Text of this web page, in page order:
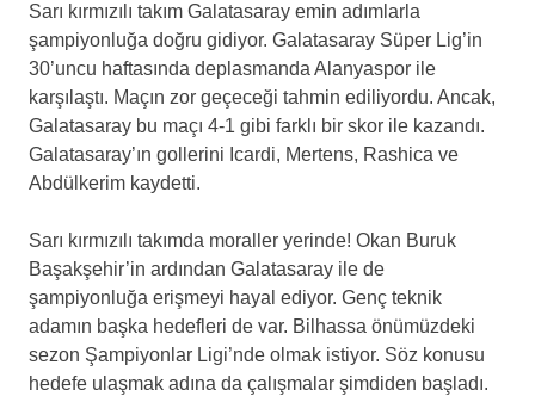
Sarı kırmızılı takım Galatasaray emin adımlarla
şampiyonluğa doğru gidiyor. Galatasaray Süper Lig’in
30’uncu haftasında deplasmanda Alanyaspor ile
karşılaştı. Maçın zor geçeceği tahmin ediliyordu. Ancak,
Galatasaray bu maçı 4-1 gibi farklı bir skor ile kazandı.
Galatasaray’ın gollerini Icardi, Mertens, Rashica ve
Abdülkerim kaydetti.
Sarı kırmızılı takımda moraller yerinde! Okan Buruk
Başakşehir’in ardından Galatasaray ile de
şampiyonluğa erişmeyi hayal ediyor. Genç teknik
adamın başka hedefleri de var. Bilhassa önümüzdeki
sezon Şampiyonlar Ligi’nde olmak istiyor. Söz konusu
hedefe ulaşmak adına da çalışmalar şimdiden başladı.